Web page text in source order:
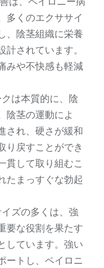
多くのエクササイ
、陰茎組織に栄養
されています。
みや不快感も軽減
は本質的に、陰
陰茎の運動によ
され、硬さが緩和
り戻すことができ
貫して取り組むこ
たまっすぐな勃起
ズの多くは、強
要な役割を果たす
しています。強い
ートし、ペイロニ